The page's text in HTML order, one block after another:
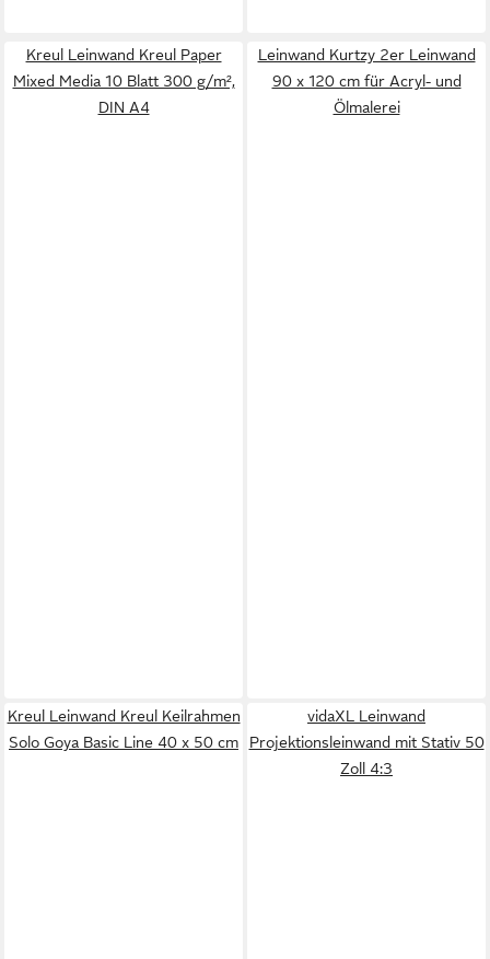
Kreul Leinwand Kreul Paper
Mixed Media 10 Blatt 300 g/m²,
DIN A4
Leinwand Kurtzy 2er Leinwand
90 x 120 cm für Acryl- und
Ölmalerei
Kreul Leinwand Kreul Keilrahmen
Solo Goya Basic Line 40 x 50 cm
vidaXL Leinwand
Projektionsleinwand mit Stativ 50
Zoll 4:3